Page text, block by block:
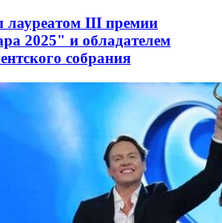
лауреатом III премии
2025" и обладателем
собрания